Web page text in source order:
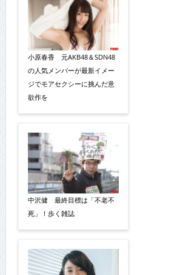
小原春香 元AKB48＆SDN48
の人気メンバーが最新イメー
ジでモアセクシーに挑んだ意
欲作を
中沢健 最終目標は「不老不
死」！歩く雑誌